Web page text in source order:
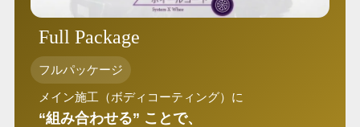
Full Package
フルパッケージ
メイン施工（ボディコーティング）に
“組み合わせる” ことで、